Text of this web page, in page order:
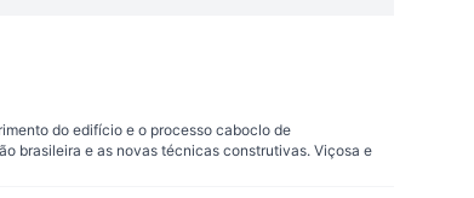
do edifício e o processo caboclo de
brasileira e as novas técnicas construtivas. Viçosa e